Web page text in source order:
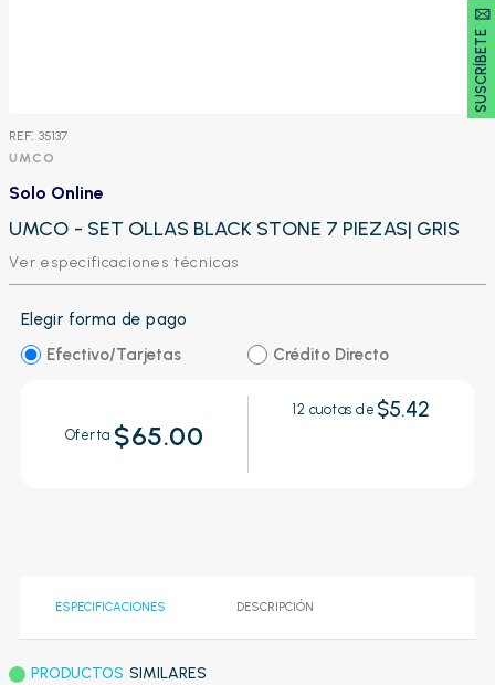
SUSCRÍBETE 🖂
: 35137
UMCO
Solo Online
UMCO - SET OLLAS BLACK STONE 7 PIEZAS| GRIS
Ver especificaciones técnicas
Elegir forma de pago
Efectivo/Tarjetas
Crédito Directo
Oferta $65.00
12 cuotas de $5.42
ESPECIFICACIONES DESCRIPCIÓN
PRODUCTOS SIMILARES